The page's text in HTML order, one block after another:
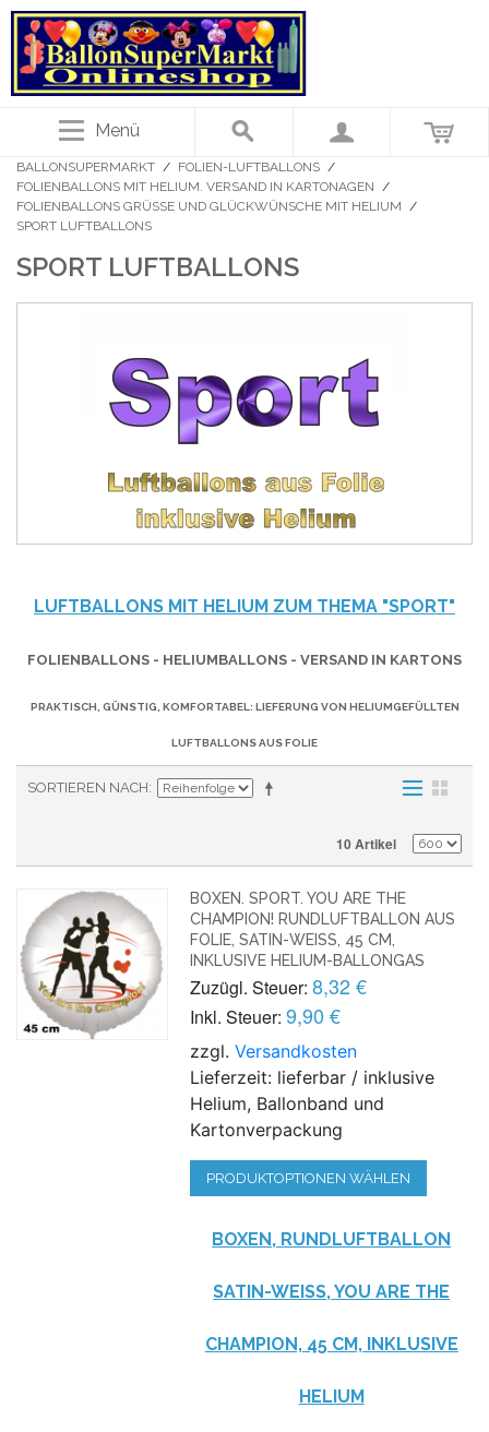
Menü
BALLONSUPERMARKT / FOLIEN-LUFTBALLONS /
FOLIENBALLONS MIT HELIUM. VERSAND IN KARTONAGEN /
FOLIENBALLONS GRÜSSE UND GLÜCKWÜNSCHE MIT HELIUM
/
SPORT LUFTBALLONS
SPORT LUFTBALLONS
LUFTBALLONS MIT HELIUM ZUM THEMA "SPORT"
FOLIENBALLONS - HELIUMBALLONS - VERSAND IN KARTONS
PRAKTISCH, GÜNSTIG, KOMFORTABEL: LIEFERUNG VON HELIUMGEFÜLLTEN
LUFTBALLONS AUS FOLIE
SORTIEREN NACH
10 Artikel
BOXEN. SPORT. YOU ARE THE
CHAMPION! RUNDLUFTBALLON AUS
FOLIE, SATIN-WEISS, 45 CM,
INKLUSIVE HELIUM-BALLONGAS
Zuzügl. Steuer: 8,32 €
Inkl. Steuer: 9,90 €
zzgl.Versandkosten
Lieferzeit: lieferbar / inklusive
Helium, Ballonband und
Kartonverpackung
PRODUKTOPTIONEN WÄHLEN
BOXEN, RUNDLUFTBALLON
SATIN-WEISS, YOU ARE THE
CHAMPION, 45 CM, INKLUSIVE
HELIUM